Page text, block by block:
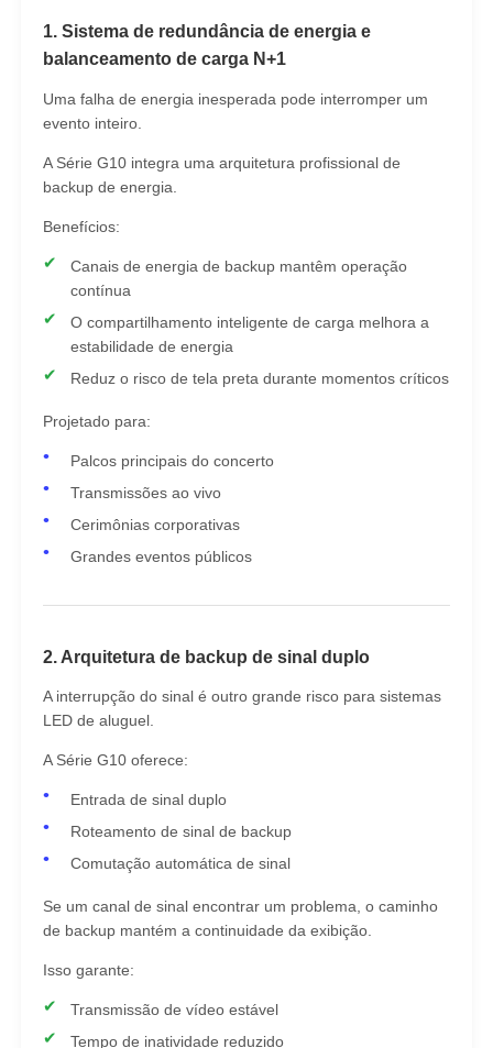
1. Sistema de redundância de energia e
balanceamento de carga N+1
Uma falha de energia inesperada pode interromper um
evento inteiro.
A Série G10 integra uma arquitetura profissional de
backup de energia.
Benefícios:
Canais de energia de backup mantêm operação
contínua
O compartilhamento inteligente de carga melhora a
estabilidade de energia
Reduz o risco de tela preta durante momentos críticos
Projetado para:
Palcos principais do concerto
Transmissões ao vivo
Cerimônias corporativas
Grandes eventos públicos
2. Arquitetura de backup de sinal duplo
A interrupção do sinal é outro grande risco para sistemas
LED de aluguel.
A Série G10 oferece:
Entrada de sinal duplo
Roteamento de sinal de backup
Comutação automática de sinal
Se um canal de sinal encontrar um problema, o caminho
de backup mantém a continuidade da exibição.
Isso garante:
Transmissão de vídeo estável
Tempo de inatividade reduzido